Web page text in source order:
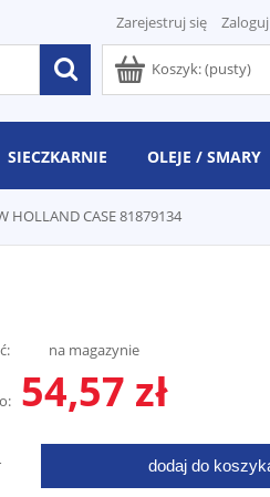
Zarejestruj się
Koszyk:(pusty)
SIECZKARNIE OLEJE / SMARY
HOLLAND CASE 81879134
na magazynie
54,57 zł
dodaj do